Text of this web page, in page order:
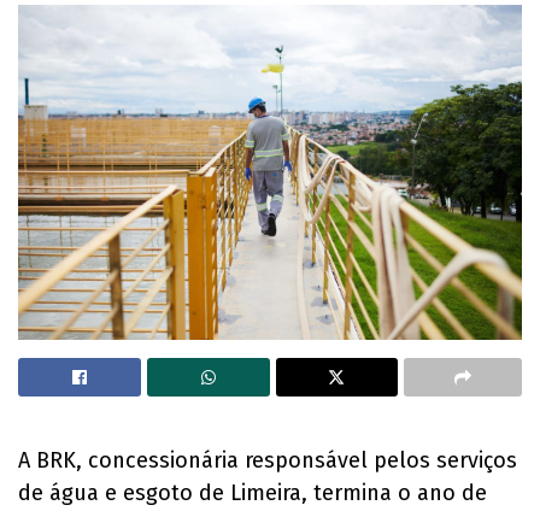
A BRK, concessionária responsável pelos serviços
de água e esgoto de Limeira, termina o ano de